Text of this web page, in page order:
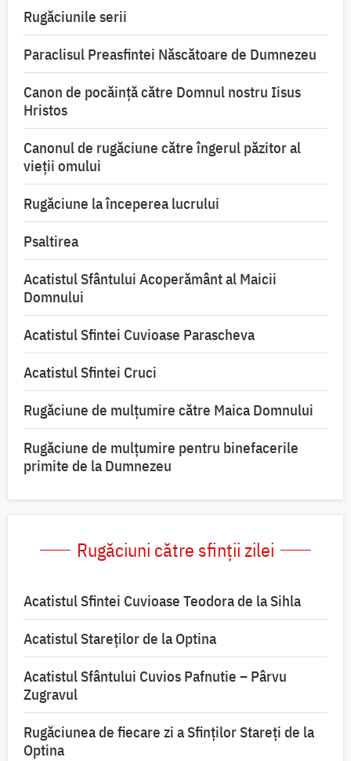
Rugăciunile serii
Paraclisul Preasfintei Născătoare de Dumnezeu
Canon de pocăință către Domnul nostru Iisus
Hristos
Canonul de rugăciune către îngerul păzitor al
vieții omului
Rugăciune la începerea lucrului
Psaltirea
Acatistul Sfântului Acoperământ al Maicii
Domnului
Acatistul Sfintei Cuvioase Parascheva
Acatistul Sfintei Cruci
Rugăciune de mulţumire către Maica Domnului
Rugăciune de mulțumire pentru binefacerile
primite de la Dumnezeu
Rugăciuni către sfinții zilei
Acatistul Sfintei Cuvioase Teodora de la Sihla
Acatistul Stareţilor de la Optina
Acatistul Sfântului Cuvios Pafnutie – Pârvu
Zugravul
Rugăciunea de fiecare zi a Sfinților Stareți de la
Optina